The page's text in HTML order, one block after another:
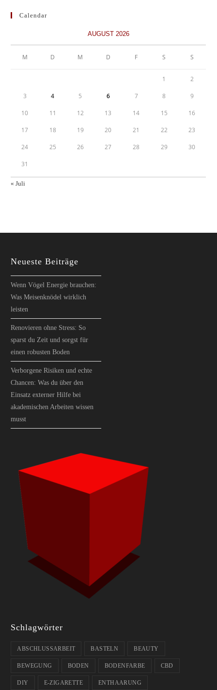
Calendar
AUGUST 2026
M D M D F S S
1 2
3 4 5 6 7 8 9
10 11 12 13 14 15 16
17 18 19 20 21 22 23
24 25 26 27 28 29 30
31
« Juli
Neueste Beiträge
Wenn Vögel Energie brauchen:
Was Meisenknödel wirklich
leisten
Renovieren ohne Stress: So
sparst du Zeit und sorgst für
einen robusten Boden
Verborgene Risiken und echte
Chancen: Was du über den
Einsatz externer Hilfe bei
akademischen Arbeiten wissen
musst
Schlagwörter
ABSCHLUSSARBEIT BASTELN BEAUTY
BEWEGUNG BODEN BODENFARBE CBD
DIY E-ZIGARETTE ENTHAARUNG